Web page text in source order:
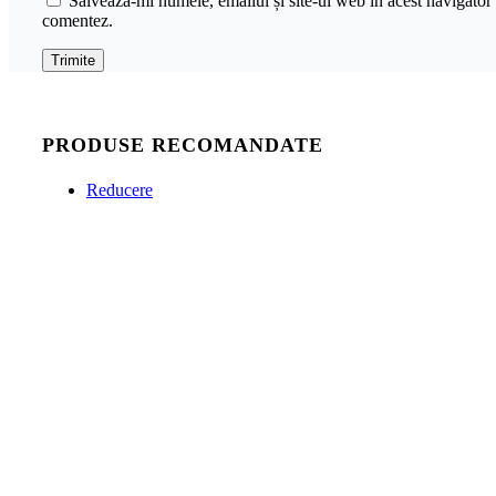
comentez.
PRODUSE RECOMANDATE
Reducere